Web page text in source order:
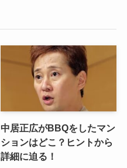
中居正広がBBQをしたマン
ションはどこ？ヒントから
詳細に迫る！